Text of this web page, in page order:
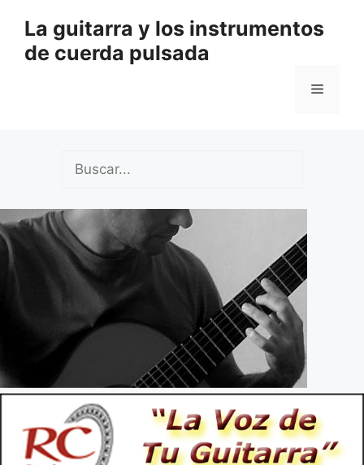
contenido
La guitarra y los instrumentos
de cuerda pulsada
Menú